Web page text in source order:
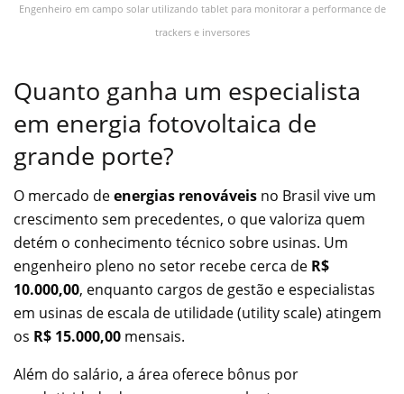
Engenheiro em campo solar utilizando tablet para monitorar a performance de
trackers e inversores
Quanto ganha um especialista
em energia fotovoltaica de
grande porte?
O mercado deenergias renováveis no Brasil vive um
crescimento sem precedentes, o que valoriza quem
detém o conhecimento técnico sobre usinas. Um
engenheiro pleno no setor recebe cerca de R$
10.000,00, enquanto cargos de gestão e especialistas
em usinas de escala de utilidade (utility scale) atingem
os R$ 15.000,00 mensais.
Além do salário, a área oferece bônus por